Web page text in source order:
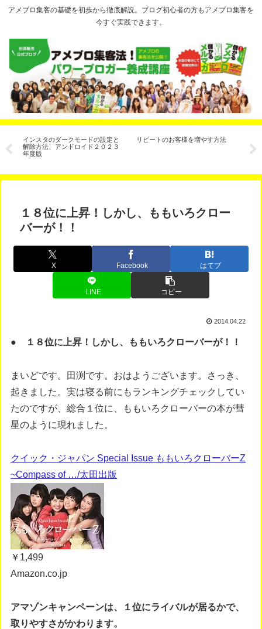
アメブロ集客の基礎を初歩から徹底解説。ブログ初心者の方もアメブロ集客を
今すぐ実践できます。
インスタのダークモードの設定と
解除方法、アンドロイド２０２３
年度版
リピートのお客様を増やす方法
換
ン
１８位に上昇！しかし、ももいろクロー
バーが！！
X Facebook はてブ
LINE コピー
2014.04.22
● １８位に上昇！しかし、ももいろクローバーが！！
まいどです。田渕です。おはようございます。さっき、
起きました。実は寝る前にもランキングチェックしてい
たのですが、総合１位に、ももいろクローバーの本が彗
星のように現れました。
クイック・ジャパン Special Issue ももいろクローバーZ
~Compass of …/太田出版
￥1,499
Amazon.co.jp
アマゾンキャンペーンは、１位にライバルが居るかで、
取りやすさがかわります。